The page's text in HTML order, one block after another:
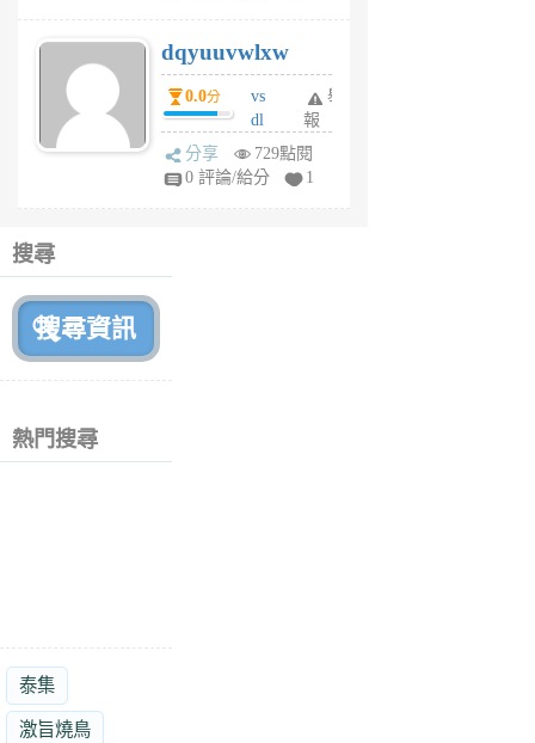
6
個
月
前
dqyuuvwlxw
0.0分
vs
dl
sq
fy
舉
報
分享
729點閱
0 評論/給分
1
搜尋
熱門搜尋
泰集
激旨燒鳥